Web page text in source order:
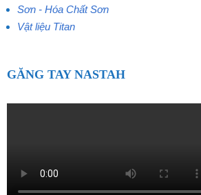
Sơn - Hóa Chất Sơn
Vật liệu Titan
GĂNG TAY NASTAH